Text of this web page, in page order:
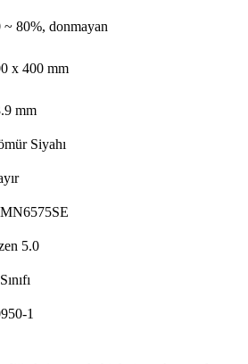
~ 80%, donmayan
x 400 mm
mm
Siyahı
5.0
1